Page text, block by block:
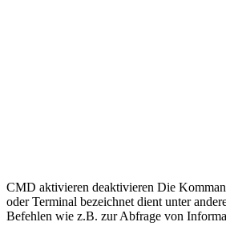
CMD aktivieren deaktivieren Die
oder Terminal bezeichnet dient unter
Befehlen wie z.B. zur Abfrage von